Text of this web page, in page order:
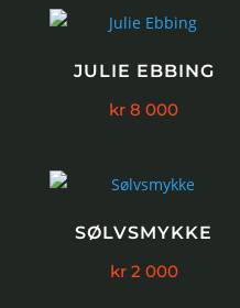
JULIE EBBING
kr 8 000
SØLVSMYKKE
kr2 000